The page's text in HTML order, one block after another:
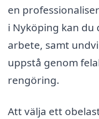
en
i Nyköping kan du
arbete, samt
uppstå genom
rengöring.
Att välja ett